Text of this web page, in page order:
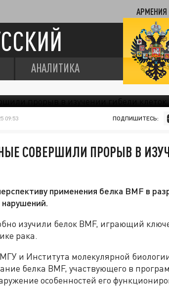
АРМЕНИЯ
АНАЛИТИКА
09:53 ПОДПИШИТЕСЬ:
СОВЕРШИЛИ ПРОРЫВ В
применения белка BMF в
изучили белок BMF, играющий
рака.
и Института молекулярной
белка BMF, участвующего в
особенностей его